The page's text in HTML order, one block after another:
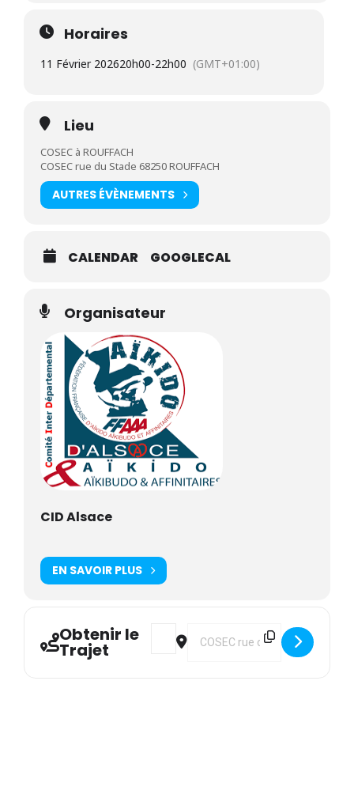
Horaires
11 Février 202620h00-22h00 (GMT+01:00)
Lieu
COSEC à ROUFFACH
COSEC rue du Stade 68250 ROUFFACH
AUTRES ÉVÈNEMENTS
CALENDAR GOOGLECAL
Organisateur
CID Alsace
EN SAVOIR PLUS
Obtenir le
Trajet
Address - CID : Interclubs à Rouffach
Destination Address - CID :